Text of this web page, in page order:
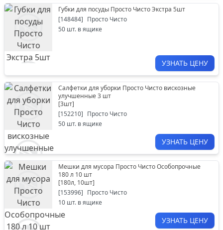
Губки для посуды Просто Чисто Экстра 5шт
[148484] Просто Чисто
50 шт. в ящике
УЗНАТЬ ЦЕНУ
Салфетки для уборки Просто Чисто вискозные
улучшенные 3 шт
[3шт]
[152210] Просто Чисто
50 шт. в ящике
УЗНАТЬ ЦЕНУ
Мешки для мусора Просто Чисто Особопрочные
180 л 10 шт
[180л, 10шт]
[153996] Просто Чисто
10 шт. в ящике
УЗНАТЬ ЦЕНУ